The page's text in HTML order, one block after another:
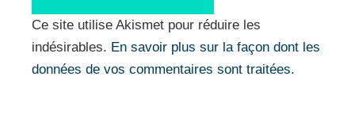
Ce site utilise Akismet pour réduire les
indésirables. En savoir plus sur la façon dont les
données de vos commentaires sont traitées.